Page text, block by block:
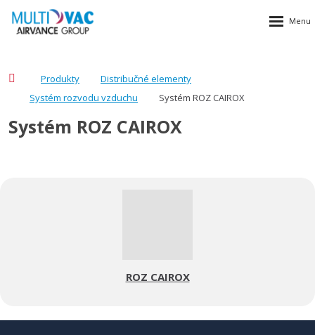
Produkty
Distribučné elementy
Systém rozvodu vzduchu
Systém ROZ CAIROX
Systém ROZ CAIROX
ROZ CAIROX